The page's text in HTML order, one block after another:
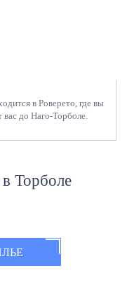
в Роверето, где вы
вас до Наго-Торболе.
в Торболе